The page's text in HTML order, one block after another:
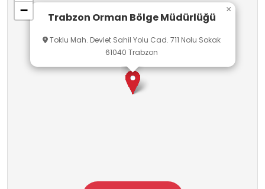
bilinci ve doğa etiği gibi becerilerin gelişimine
Trabzon Orman Bölge Müdürlüğü
Toklu Mah. Devlet Sahil Yolu Cad. 711 Nolu Sokak
61040 Trabzon
×
−